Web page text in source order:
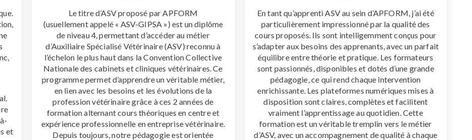
et
Le titre d’ASV proposé par APFORM
(usuellementappelé « ASV-GIPSA ») est un diplôme
de niveau 4,permettant d’accéder au métier
d’Auxiliaire Spécialisé Vétérinaire (ASV) reconnu à
l’échelon le plus haut dans la Convention Collective
Nationale des cabinets etcliniques vétérinaires. Ce
programme permet d’apprendre un véritable métier,
en lien avec les besoins et les évolutions de la
profession vétérinaire grâce à ces 2 années de
formation alternant cours théoriques en centre et
expérience professionnelle en entreprise vétérinaire.
Depuis toujours, notre pédagogie est orientée
En tant qu’apprenti ASV au sein d’APFORM, j’ai été
particulièrement impressionné par la qualité des
cours proposés. Ils sont intelligemment conçus pour
s’adapter aux besoins des apprenants, avec un parfait
équilibre entre théorie et pratique. Les formateurs
sont passionnés, disponibles et dotés d’une grande
pédagogie, ce qui rend chaque intervention
enrichissante. Les plateformes numériques mises à
disposition sont claires, complètes et facilitent
vraiment l’apprentissage au quotidien. Cette
formation est un véritable tremplin vers le métier
d’ASV, avec un accompagnement de qualité à chaque